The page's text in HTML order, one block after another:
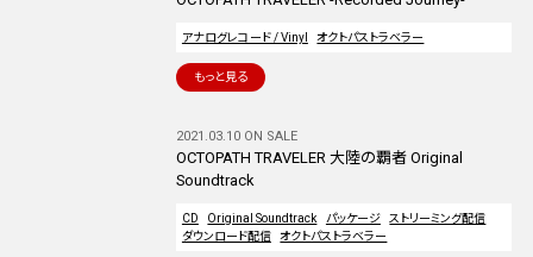
アナログレコード / Vinyl オクトパストラベラー
もっと見る
2021.03.10 ON SALE
OCTOPATH TRAVELER 大陸の覇者 Original
Soundtrack
CD Original Soundtrack パッケージ
ストリーミング配信
ダウンロード配信
オクトパストラベラー